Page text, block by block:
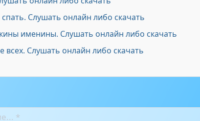
Слушать онлайн либо скачать
именины. Слушать онлайн либо скачать
всех. Слушать онлайн либо скачать